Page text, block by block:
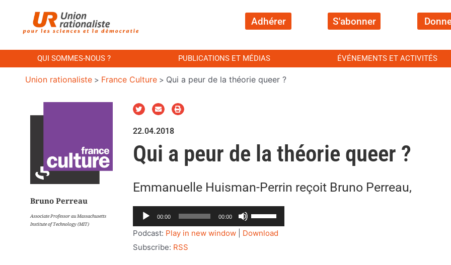
Adhérer S'abonner
QUI SOMMES-NOUS ? PUBLICATIONS ET MÉDIAS ÉVÉNEMENTS ET ACTIVITÉS
Union rationaliste > France Culture > Qui a peur de la théorie queer ?
Bruno Perreau
Associate Professor au Massachusetts
Institute of Technology (MIT)
22.04.2018
Qui a peur de la théorie queer ?
Emmanuelle Huisman-Perrin reçoit Bruno Perreau,
Lecteur
audio
00:00 00:00
Utilisez
les
Podcast: Play in new window| Download
Subscribe: RSS